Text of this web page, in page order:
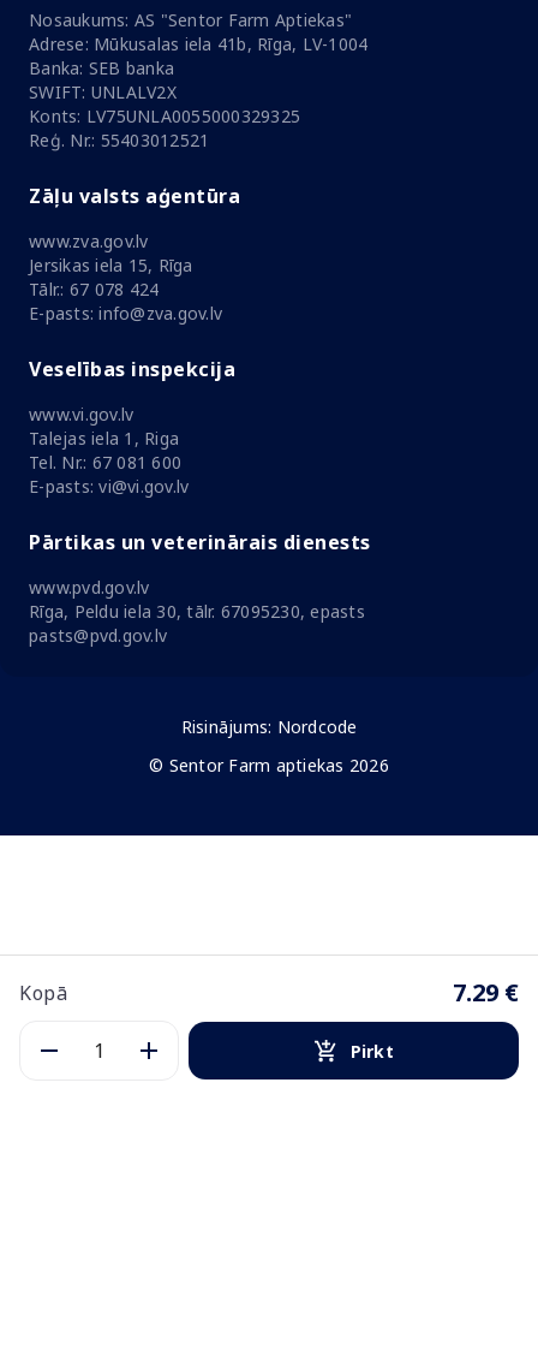
Kopā 7.29 €
Pirkt
Nosaukums: AS "Sentor Farm Aptiekas"
Adrese: Mūkusalas iela 41b, Rīga, LV-1004
Banka: SEB banka
SWIFT: UNLALV2X
Konts: LV75UNLA0055000329325
Reģ. Nr.: 55403012521
Zāļu valsts aģentūra
www.zva.gov.lv
Jersikas iela 15, Rīga
Tālr.: 67 078 424
E-pasts: info@zva.gov.lv
Veselības inspekcija
www.vi.gov.lv
Talejas iela 1, Riga
Tel. Nr.: 67 081 600
E-pasts: vi@vi.gov.lv
Pārtikas un veterinārais dienests
www.pvd.gov.lv
Rīga, Peldu iela 30, tālr. 67095230, epasts
pasts@pvd.gov.lv
Risinājums: Nordcode
© Sentor Farm aptiekas 2026